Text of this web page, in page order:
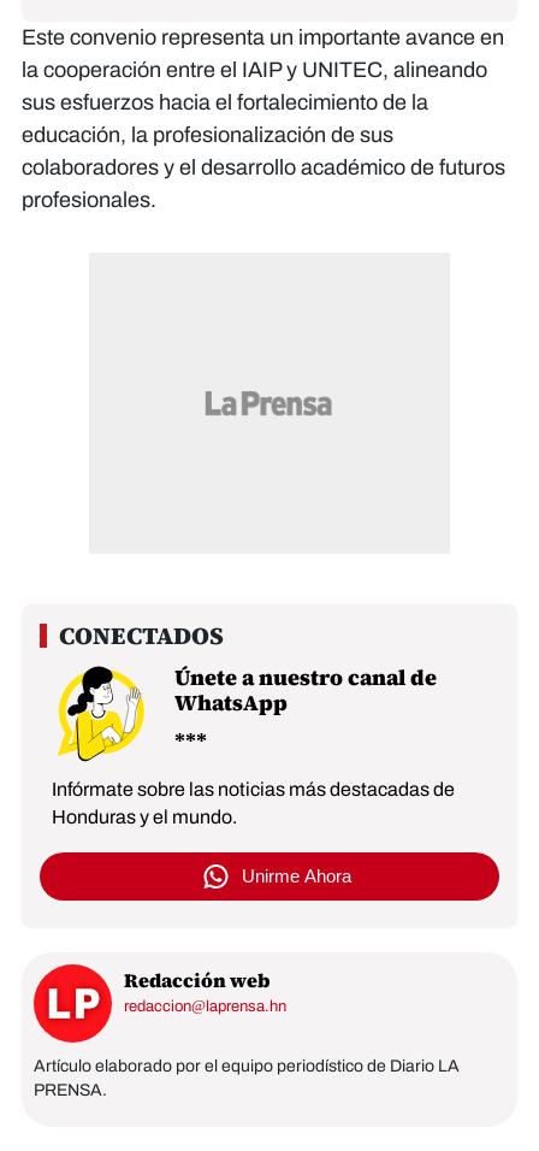
Este convenio representa un importante avance en
la cooperación entre el IAIP y UNITEC, alineando
sus esfuerzos hacia el fortalecimiento de la
educación, la profesionalización de sus
colaboradores y el desarrollo académico de futuros
profesionales.
Únete a nuestro canal de
WhatsApp
Infórmate sobre las noticias más destacadas de
Honduras y el mundo.
Unirme Ahora
Redacción web
redaccion@laprensa.hn
Artículo elaborado por el equipo periodístico de Diario LA
PRENSA.